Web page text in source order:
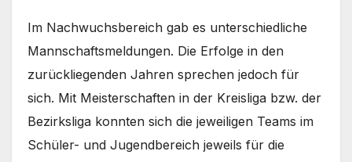
Im Nachwuchsbereich gab es unterschiedliche
Mannschaftsmeldungen. Die Erfolge in den
zurückliegenden Jahren sprechen jedoch für
sich. Mit Meisterschaften in der Kreisliga bzw. der
Bezirksliga konnten sich die jeweiligen Teams im
Schüler- und Jugendbereich jeweils für die